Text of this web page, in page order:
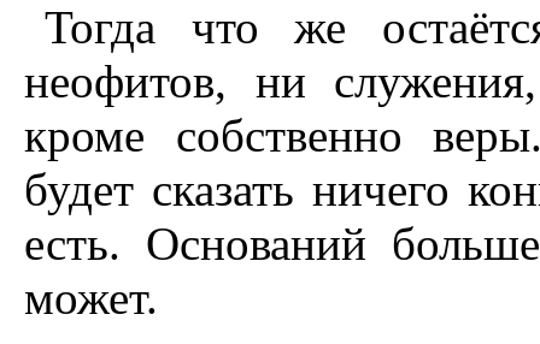
Тогда что же
неофитов, ни
кроме собственно
будет сказать ничего
есть. Оснований
может.